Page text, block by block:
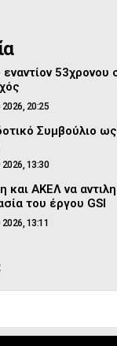
20:25
Συμβούλιο ως
13:30
και ΑΚΕΛ να
του έργου GSI
13:11